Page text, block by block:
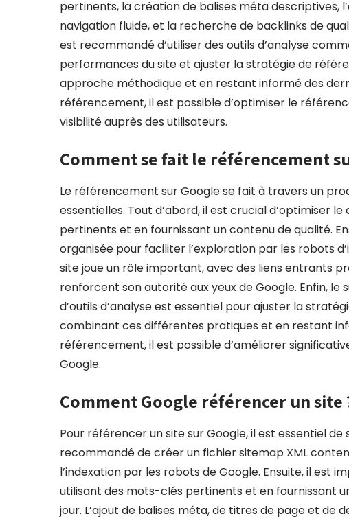
pertinents, la création de balises méta descriptives,
navigation fluide, et la recherche de backlinks de
est recommandé d’utiliser des outils d’analyse
performances du site et ajuster la stratégie de
approche méthodique et en restant informé des
référencement, il est possible d’optimiser le
visibilité auprès des utilisateurs.
Comment se fait le référencement
Le référencement sur Google se fait à travers un
essentielles. Tout d’abord, il est crucial d’optimiser
pertinents et en fournissant un contenu de qualité.
organisée pour faciliter l’exploration par les robots
site joue un rôle important, avec des liens entrants
renforcent son autorité aux yeux de Google. Enfin, le
d’outils d’analyse est essentiel pour ajuster la
combinant ces différentes pratiques et en restant
référencement, il est possible d’améliorer
Google.
Comment Google référencer un site
Pour référencer un site sur Google, il est essentiel
recommandé de créer un fichier sitemap XML
l’indexation par les robots de Google. Ensuite, il est
utilisant des mots-clés pertinents et en fournissant
jour. L’ajout de balises méta, de titres de page et de